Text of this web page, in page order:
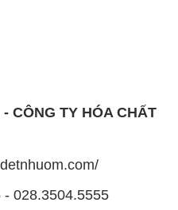
CÔNG TY HÓA CHẤT
- 028.3504.5555